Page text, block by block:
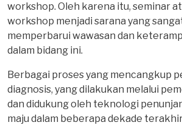
workshop. Oleh karena itu, seminar
workshop menjadi sarana yang
memperbarui wawasan dan
dalam bidang ini.
Berbagai proses yang mencangkup
diagnosis, yang dilakukan melalui
dan didukung oleh teknologi
maju dalam beberapa dekade